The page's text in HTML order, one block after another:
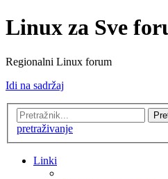
Linux za Sve
Regionalni Linux forum
Idi na sadržaj
pretraživanje
Linki